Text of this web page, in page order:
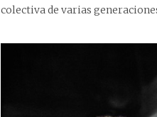
colectiva de varias